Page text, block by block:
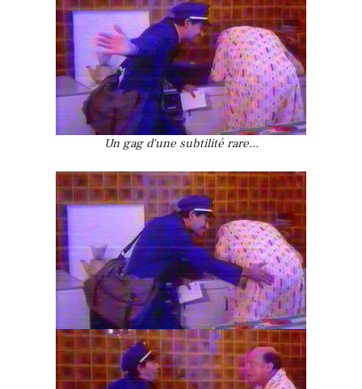
Un gag d'une subtilité rare...